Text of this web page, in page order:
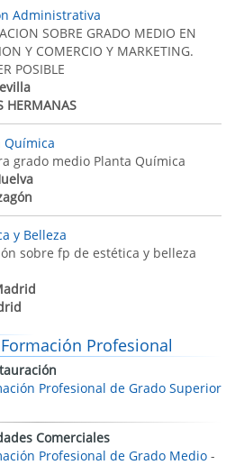
Administrativa
SOBRE GRADO MEDIO EN
Y COMERCIO Y MARKETING.
POSIBLE
HERMANAS
Química
grado medio Planta Química
y Belleza
sobre fp de estética y belleza
Profesional
Profesional de Grado Superior
Comerciales
Profesional de Grado Medio -